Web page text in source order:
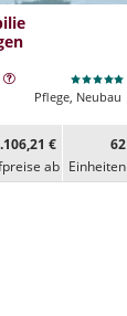
Pflege, Neubau
€
ab
62
Ein­heiten